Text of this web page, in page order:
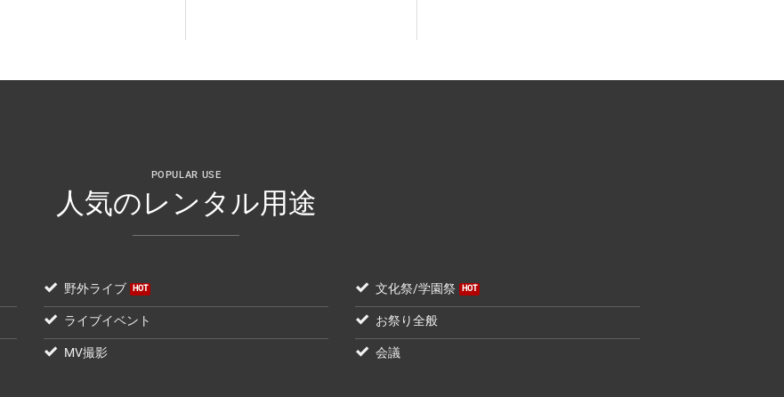
POPULAR USE
人気のレンタル用途
野外ライブ
ライブイベント
MV撮影
文化祭/学園祭
お祭り全般
会議